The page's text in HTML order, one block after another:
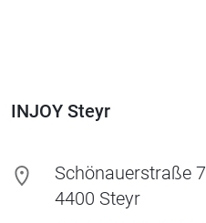
INJOY Steyr
Schönauerstraße 7
4400 Steyr